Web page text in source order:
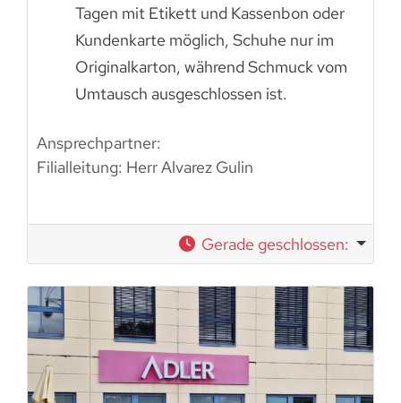
Tagen mit Etikett und Kassenbon oder
Kundenkarte möglich, Schuhe nur im
Originalkarton, während Schmuck vom
Umtausch ausgeschlossen ist.
Ansprechpartner:
Filialleitung: Herr Alvarez Gulin
Gerade geschlossen: